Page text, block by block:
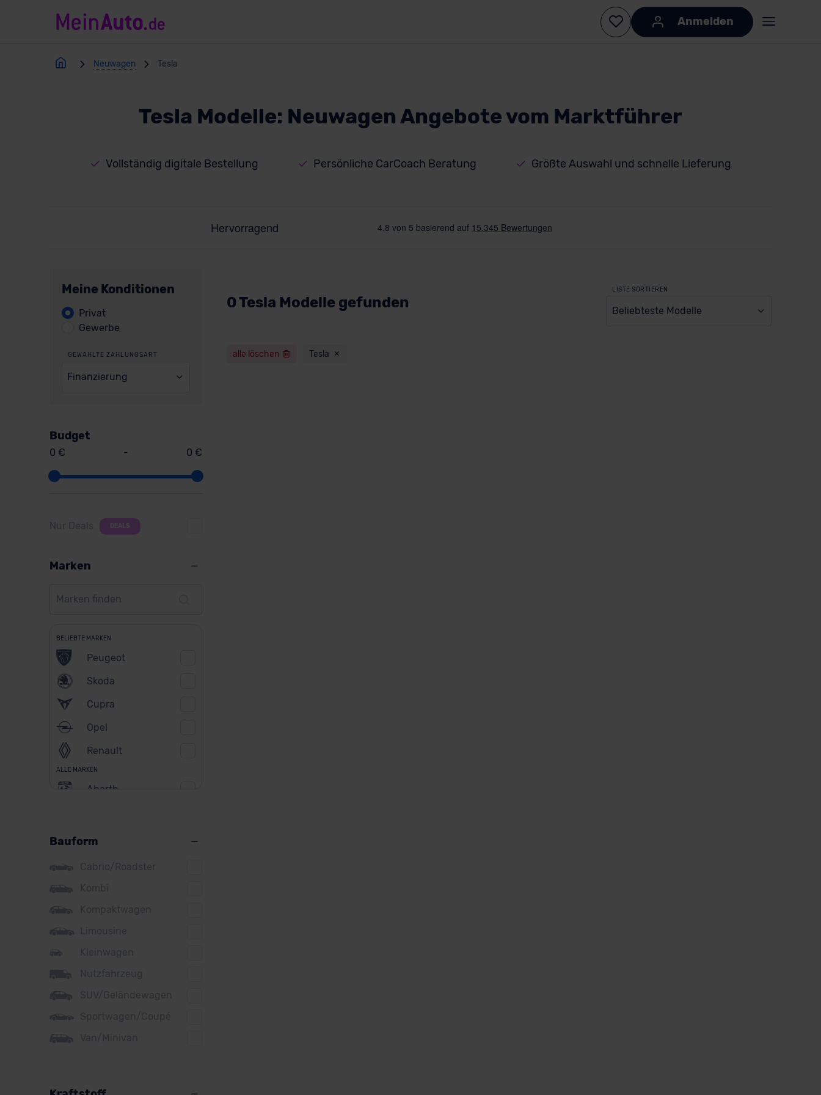
Anmelden
Neuwagen Tesla
Tesla Modelle: Neuwagen Angebote vom Marktführer
Vollständig digitale Bestellung Persönliche CarCoach Beratung Größte Auswahl und schnelle Lieferung
Meine Konditionen
Privat
Gewerbe
GEWÄHLTE ZAHLUNGSART
Finanzierung
Budget
0 € - 0 €
Nur Deals DEALS
Marken
BELIEBTE MARKEN
Peugeot
Skoda
Cupra
Opel
Renault
ALLE MARKEN
Abarth
Citroen
Cupra
DS
Dacia
Fiat
Ford
Hyundai
Bauform
Cabrio/Roadster
Kombi
Kompaktwagen
Limousine
Kleinwagen
Nutzfahrzeug
SUV/Geländewagen
Sportwagen/Coupé
Van/Minivan
0 Tesla Modelle gefunden
LISTE SORTIEREN
Beliebteste Modelle
alle löschen Tesla